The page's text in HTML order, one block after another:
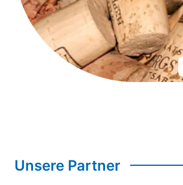
Unsere Partner